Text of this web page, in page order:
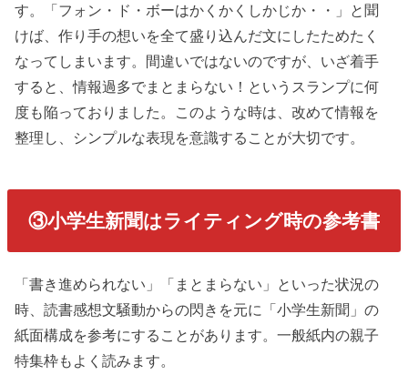
す。「フォン・ド・ボーはかくかくしかじか・・」と聞
けば、作り手の想いを全て盛り込んだ文にしたためたく
なってしまいます。間違いではないのですが、いざ着手
すると、情報過多でまとまらない！というスランプに何
度も陥っておりました。このような時は、改めて情報を
整理し、シンプルな表現を意識することが大切です。
③小学生新聞はライティング時の参考書
「書き進められない」「まとまらない」といった状況の
時、読書感想文騒動からの閃きを元に「小学生新聞」の
紙面構成を参考にすることがあります。一般紙内の親子
特集枠もよく読みます。